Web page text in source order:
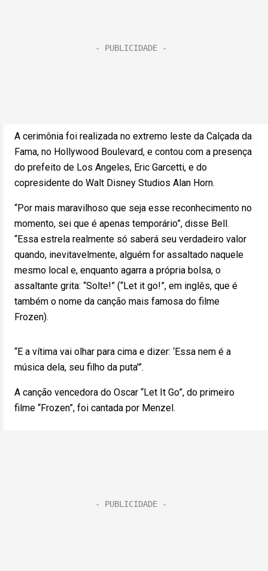
A cerimônia foi realizada no extremo leste da Calçada da
Fama, no Hollywood Boulevard, e contou com a presença
do prefeito de Los Angeles, Eric Garcetti, e do
copresidente do Walt Disney Studios Alan Horn.
“Por mais maravilhoso que seja esse reconhecimento no
momento, sei que é apenas temporário”, disse Bell.
“Essa estrela realmente só saberá seu verdadeiro valor
quando, inevitavelmente, alguém for assaltado naquele
mesmo local e, enquanto agarra a própria bolsa, o
assaltante grita: “Solte!” (“Let it go!”, em inglês, que é
também o nome da canção mais famosa do filme
Frozen).
“E a vítima vai olhar para cima e dizer: ‘Essa nem é a
música dela, seu filho da puta'”.
A canção vencedora do Oscar “Let It Go”, do primeiro
filme “Frozen”, foi cantada por Menzel.